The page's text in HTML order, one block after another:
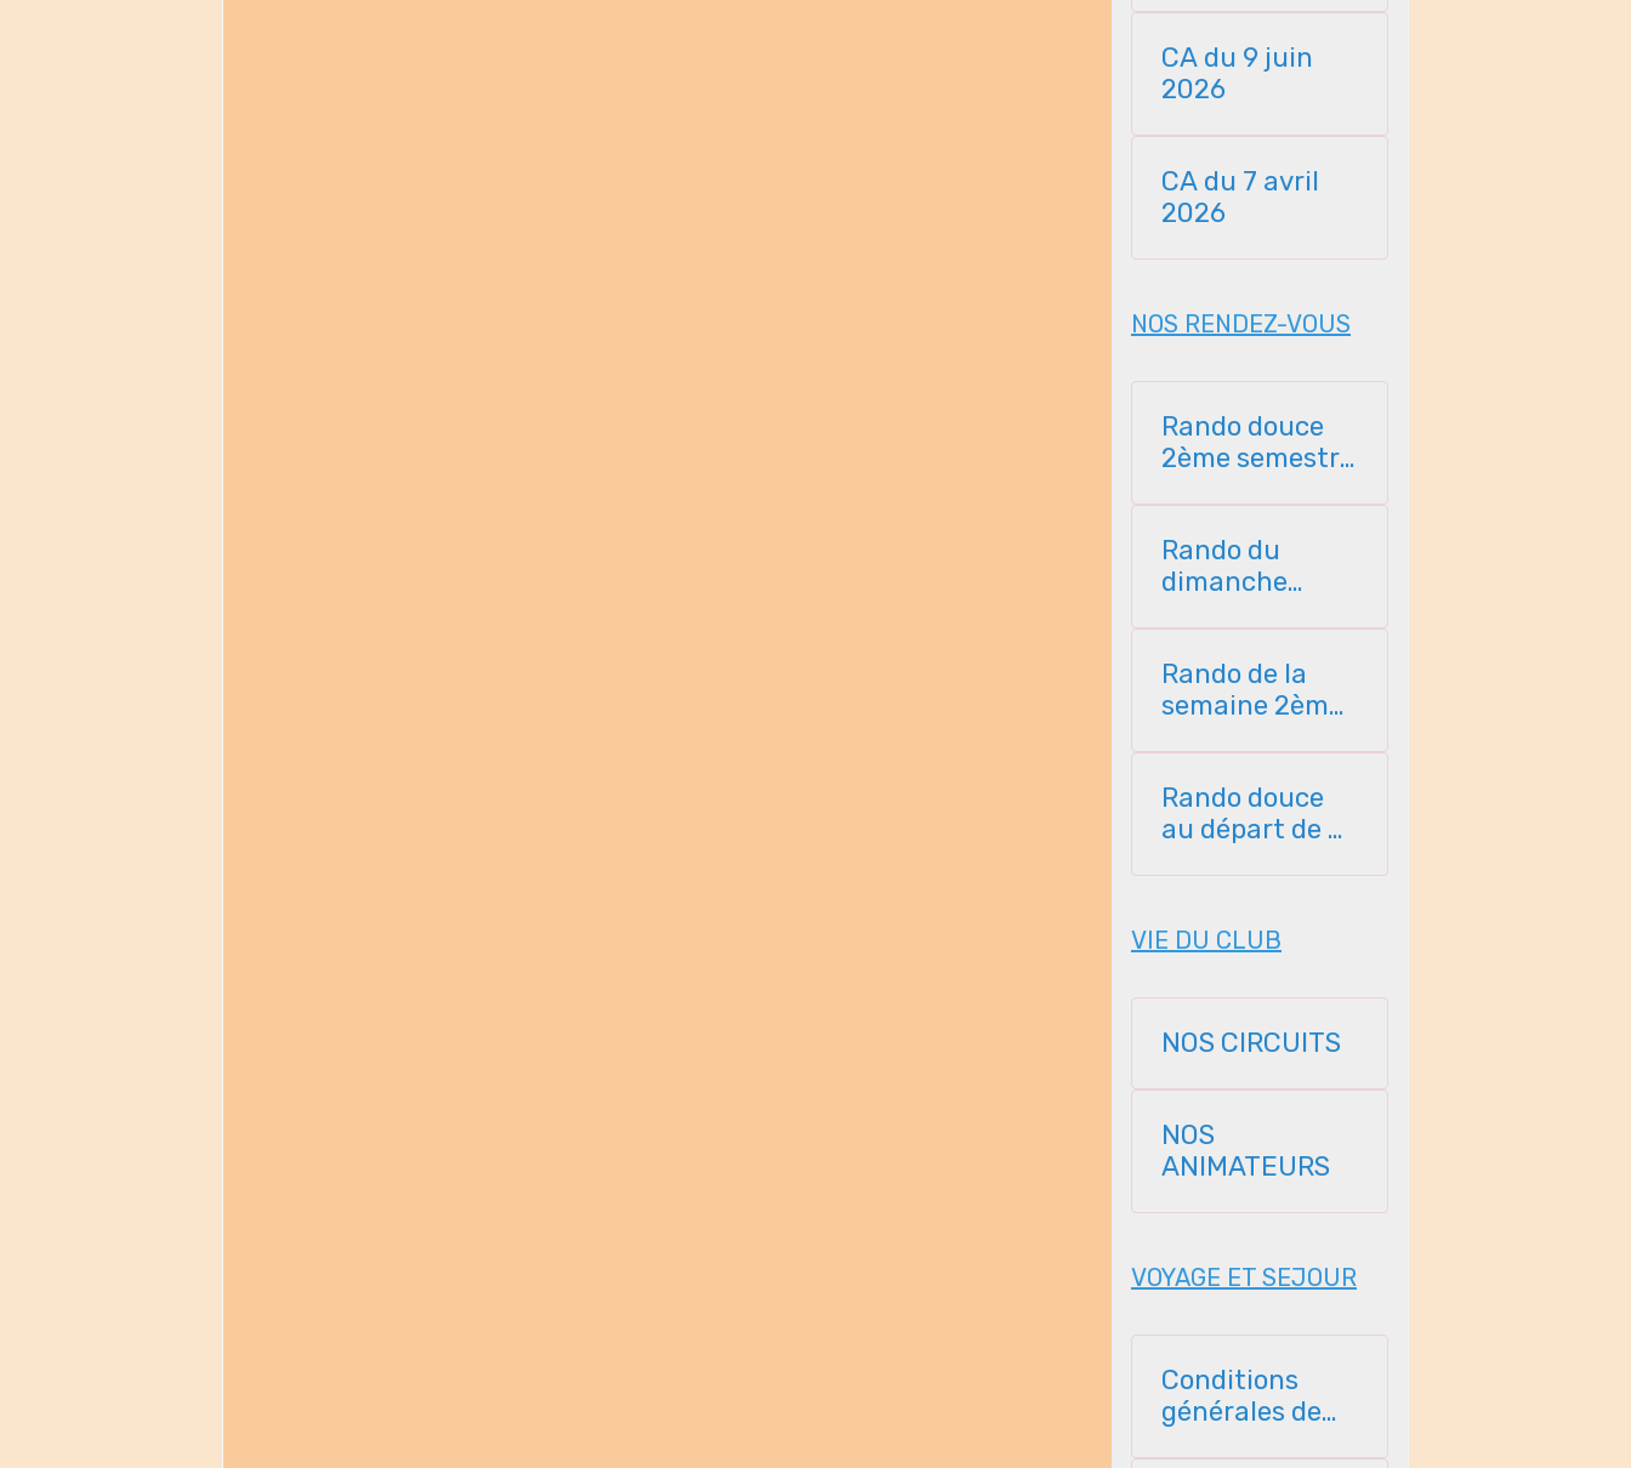
CA du 9 juin
2026
CA du 7 avril
2026
NOS RENDEZ-VOUS
Rando douce
2ème semestre
Rando du
dimanche
Rando de la
semaine 2ème
Rando douce
au départ de St
VIE DU CLUB
NOS CIRCUITS
NOS
ANIMATEURS
VOYAGE ET SEJOUR
Conditions
générales de